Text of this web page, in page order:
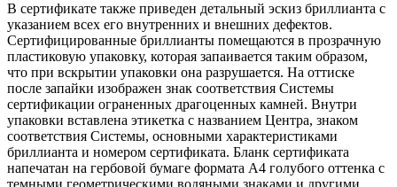
В сертификате также приведен детальный эскиз бриллианта с
указанием всех его внутренних и внешних дефектов.
Сертифицированные бриллианты помещаются в прозрачную
пластиковую упаковку, которая запаивается таким образом,
что при вскрытии упаковки она разрушается. На оттиске
после запайки изображен знак соответствия Системы
сертификации ограненных драгоценных камней. Внутри
упаковки вставлена этикетка с названием Центра, знаком
соответствия Системы, основными характеристиками
бриллианта и номером сертификата. Бланк сертификата
напечатан на гербовой бумаге формата А4 голубого оттенка с